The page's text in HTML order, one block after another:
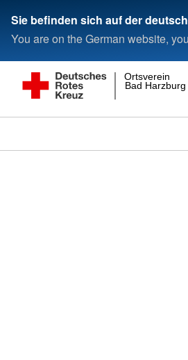
Sie befinden sich auf der
You are on the German website,
Bad Harzburg
Ortsverein